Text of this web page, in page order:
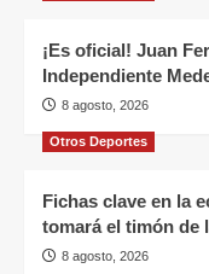
¡Es oficial! Juan
Independiente
8 agosto, 2026
Otros Deportes
Fichas clave en la
tomará el timón de
8 agosto, 2026